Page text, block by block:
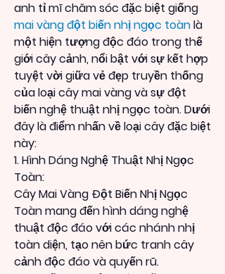
mai vàng đột biến nhị ngọc toàn là
một hiện tượng độc đáo trong thế
giới cây cảnh, nổi bật với sự kết hợp
tuyệt vời giữa vẻ đẹp truyền thống
của loại cây mai vàng và sự đột
biến nghệ thuật nhị ngọc toàn. Dưới
đây là điểm nhấn về loại cây đặc biệt
này:
1. Hình Dáng Nghệ Thuật Nhị Ngọc
Toàn:
Cây Mai Vàng Đột Biến Nhị Ngọc
Toàn mang đến hình dáng nghệ
thuật độc đáo với các nhánh nhị
toàn diện, tạo nên bức tranh cây
cảnh độc đáo và quyến rũ.